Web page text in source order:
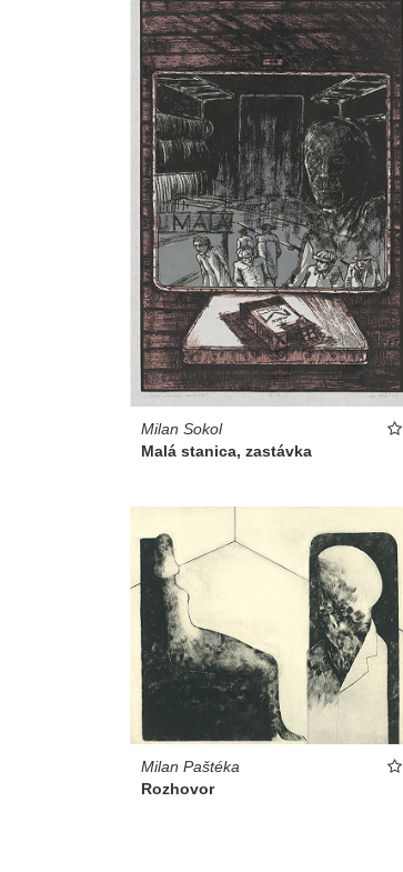
Milan Sokol
Malá stanica, zastávka
Milan Paštéka
Rozhovor